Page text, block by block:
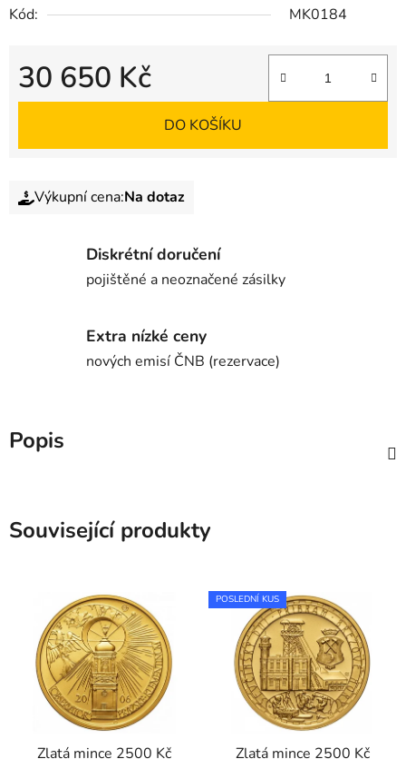
Kód:
MK0184
30 650 Kč
DO KOŠÍKU
Výkupní cena:Na dotaz
Diskrétní doručení
pojištěné a neoznačené zásilky
Extra nízké ceny
nových emisí ČNB (rezervace)
Popis
Související produkty
Zlatá mince 2500 Kč
POSLEDNÍ KUS
Zlatá mince 2500 Kč